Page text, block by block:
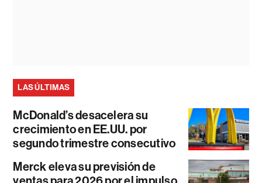
LAS ÚLTIMAS
McDonald’s desacelera su
crecimiento en EE.UU. por
segundo trimestre consecutivo
Merck eleva su previsión de